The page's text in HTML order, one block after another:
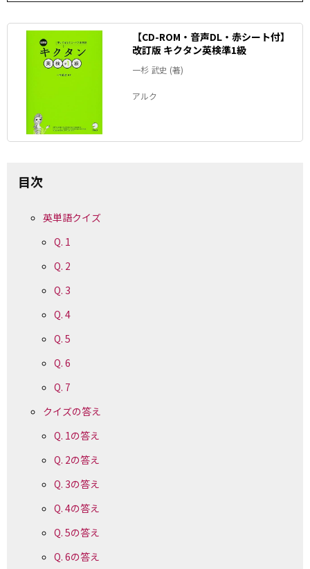
【CD-ROM・音声DL・赤シート付】
改訂版 キクタン英検準1級
一杉 武史 (著)
アルク
目次
英単語クイズ
Q. 1
Q. 2
Q. 3
Q. 4
Q. 5
Q. 6
Q. 7
クイズの答え
Q. 1の答え
Q. 2の答え
Q. 3の答え
Q. 4の答え
Q. 5の答え
Q. 6の答え